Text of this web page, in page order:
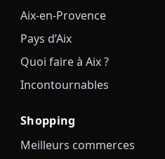
Aix-en-Provence
Pays d’Aix
Quoi faire à Aix ?
Incontournables
Shopping
Meilleurs commerces